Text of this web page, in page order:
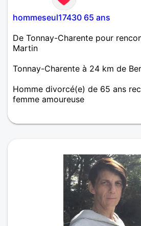
hommeseul17430 65 ans
De Tonnay-Charente pour
Martin
Tonnay-Charente à 24 km de
Homme divorcé(e) de 65 ans
femme amoureuse
pour relation et partager des